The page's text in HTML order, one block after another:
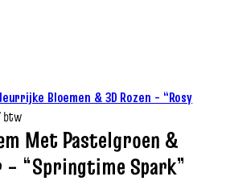
Bloemen & 3D Rozen – “Rosy
btw
Met Pastelgroen &
“Springtime Spark”